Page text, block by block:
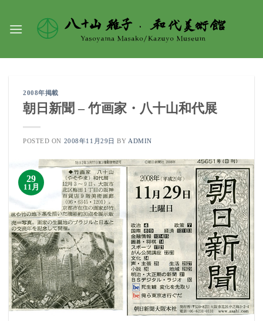
content
2008年掲載
朝日新聞 – 竹画家・八十山和代展
POSTED ON 2008年11月29日 BY ADMIN
29
11月